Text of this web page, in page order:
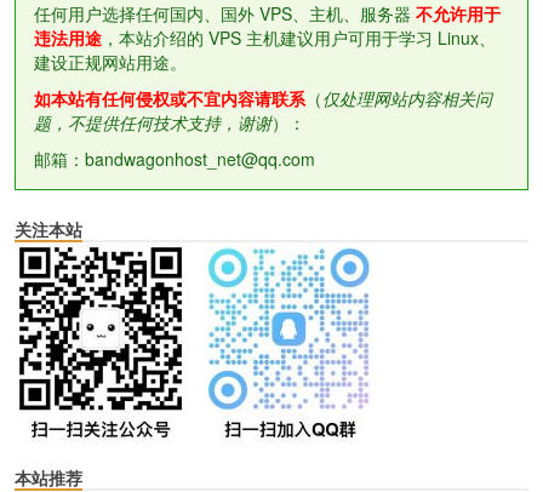
任何用户选择任何国内、国外 VPS、主机、服务器 不允许用于
违法用途 ，本站介绍的 VPS 主机建议用户可用于学习 Linux、
建设正规网站用途。
如本站有任何侵权或不宜内容请联系（仅处理网站内容相关问
题，不提供任何技术支持，谢谢）：
邮箱：bandwagonhost_net@qq.com
关注本站
本站推荐